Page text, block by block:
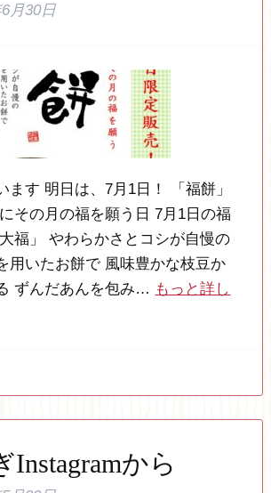
月30日
ます 明日は、7月1日！ 「福餅」
その月の福を願う日 7月1日の福
福」 やわらかさとコシが自慢の
用いたお餅で 風味豊かな枝豆か
ずんだあんを包み… もっと詳し
Instagramから